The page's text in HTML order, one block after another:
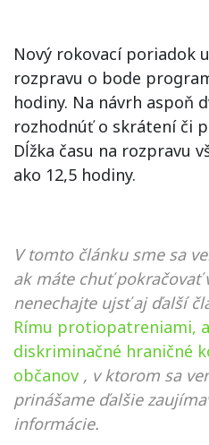
Nový rokovací poriadok
rozpravu o bode
hodiny. Na návrh aspoň
rozhodnúť o skrátení či
Dĺžka času na rozpravu
ako 12,5 hodiny.
V tomto článku sme sa
ak máte chuť pokračovať
nenechajte ujsť aj ďalší
Rímu protiopatreniami,
diskriminačné hraničné
občanov , v ktorom sa
prinášame ďalšie
informácie.